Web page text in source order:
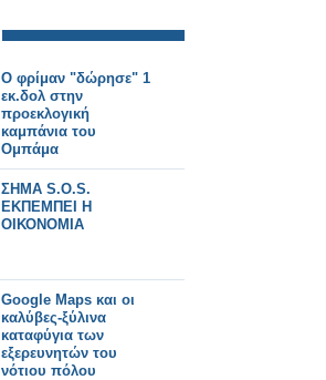
Ο φρίμαν "δώρησε" 1
εκ.δολ στην
προεκλογική
καμπάνια του
Ομπάμα
ΣΗΜΑ S.O.S.
ΕΚΠΕΜΠΕΙ Η
ΟΙΚΟΝΟΜΙΑ
Google Maps και οι
καλύβες-ξύλινα
καταφύγια των
εξερευνητών του
νότιου πόλου